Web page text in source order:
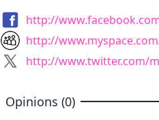
http://
http://
http://www.twitter.com/
Opinions (0)